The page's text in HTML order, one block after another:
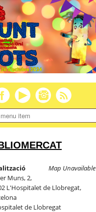
Map Unavailable
Muns, 2,
L'Hospitalet de Llobregat,
de Llobregat